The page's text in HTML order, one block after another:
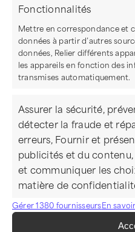
Fonctionnalités
Mettre en correspondance et
données à partir d’autres
données, Relier différents
les appareils en fonction des
transmises automatiquement.
Assurer la sécurité,
détecter la fraude et
erreurs, Fournir et
publicités et du
et communiquer les
matière de
Gérer 1380 fournisseursEn